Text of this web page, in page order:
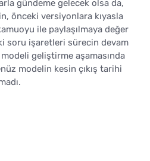
gündeme gelecek olsa da,
önceki versiyonlara kıyasla
ile paylaşılmaya değer
soru işaretleri sürecin devam
geliştirme aşamasında
modelin kesin çıkış tarihi